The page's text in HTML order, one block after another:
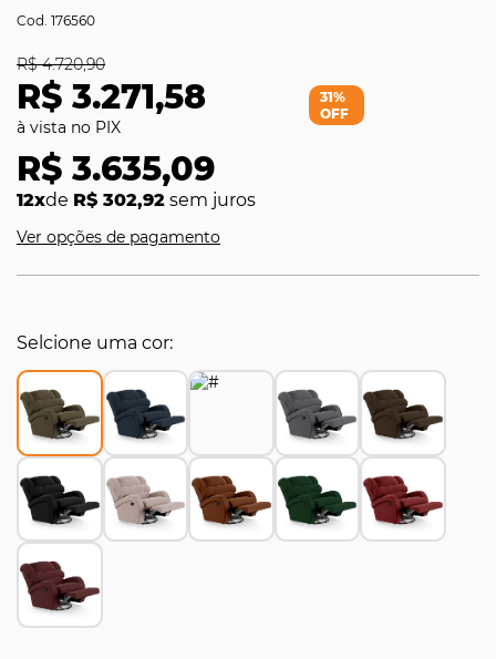
176560
R$ 3.271,58
R$ 4.720,90
R$ 3.635,09
12xde R$ 302,92 sem juros
31%
OFF
Ver opções de pagamento
Selcione uma cor